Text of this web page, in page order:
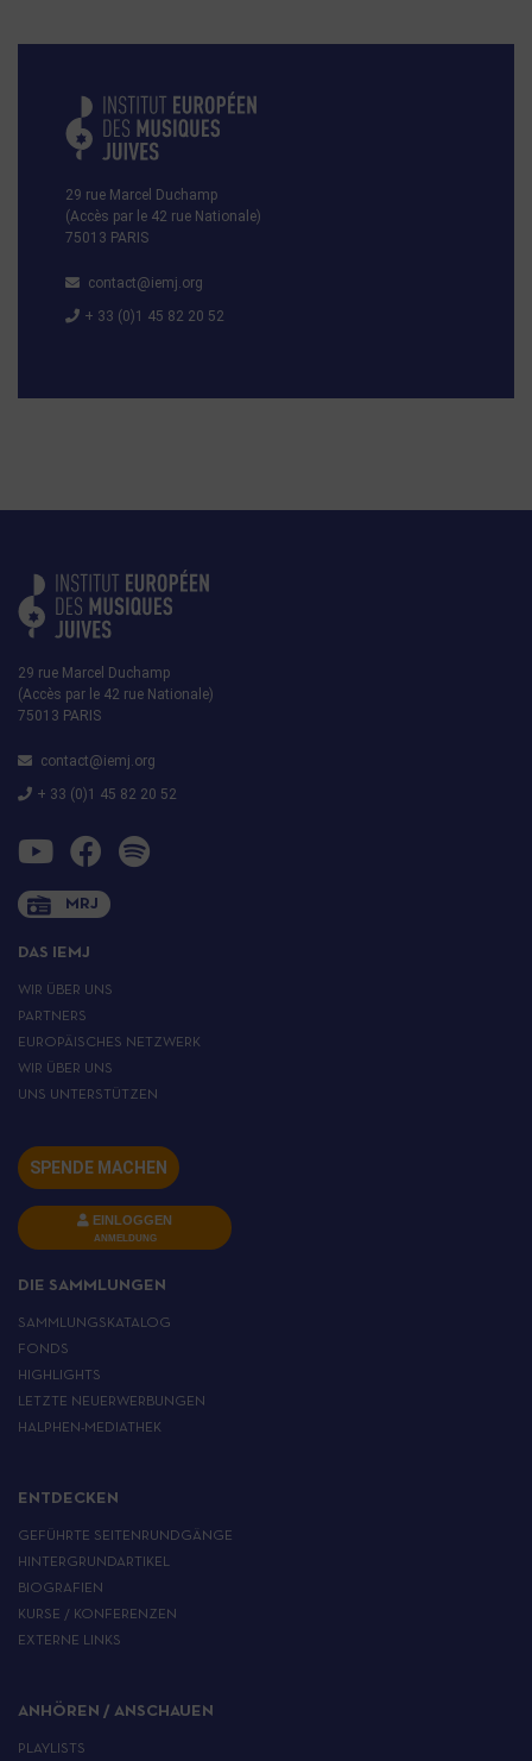
29 rue Marcel Duchamp
(Accès par le 42 rue Nationale)
75013 PARIS
contact@iemj.org
+ 33 (0)1 45 82 20 52
29 rue Marcel Duchamp
(Accès par le 42 rue Nationale)
75013 PARIS
contact@iemj.org
+ 33 (0)1 45 82 20 52
MRJ
DAS IEMJ
WIR ÜBER UNS
PARTNERS
EUROPÄISCHES NETZWERK
WIR ÜBER UNS
UNS UNTERSTÜTZEN
SPENDE MACHEN
EINLOGGEN
ANMELDUNG
DIE SAMMLUNGEN
SAMMLUNGSKATALOG
FONDS
HIGHLIGHTS
LETZTE NEUERWERBUNGEN
HALPHEN-MEDIATHEK
ENTDECKEN
GEFÜHRTE SEITENRUNDGÄNGE
HINTERGRUNDARTIKEL
BIOGRAFIEN
KURSE / KONFERENZEN
EXTERNE LINKS
ANHÖREN / ANSCHAUEN
PLAYLISTS